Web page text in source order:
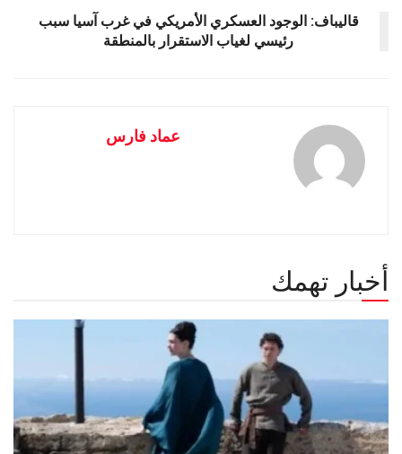
قاليباف: الوجود العسكري الأمريكي في غرب آسيا سبب
رئيسي لغياب الاستقرار بالمنطقة
عماد فارس
أخبار تهمك